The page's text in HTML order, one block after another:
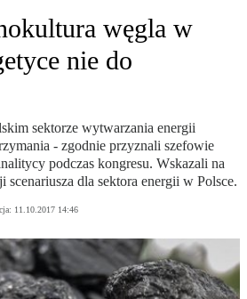
węgla w
nie do
sektorze wytwarzania energii
- zgodnie przyznali szefowie
podczas kongresu. Wskazali na
dla sektora energii w Polsce.
11.10.2017 14:46